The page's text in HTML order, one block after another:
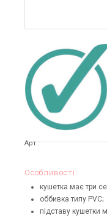
Арт.:
Особливості:
кушетка має три
оббивка типу PVC;
підставу кушетки